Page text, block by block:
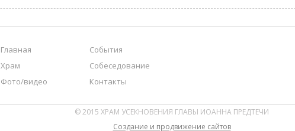
Главная
События
Храм
Собеседование
Фото/видео
Контакты
© 2015 ХРАМ УСЕКНОВЕНИЯ ГЛАВЫ ИОАННА ПРЕДТЕЧИ
Cоздание и продвижение сайтов